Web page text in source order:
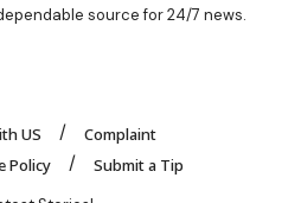
source for 24/7 news.
US
Complaint
Policy Submit a Tip